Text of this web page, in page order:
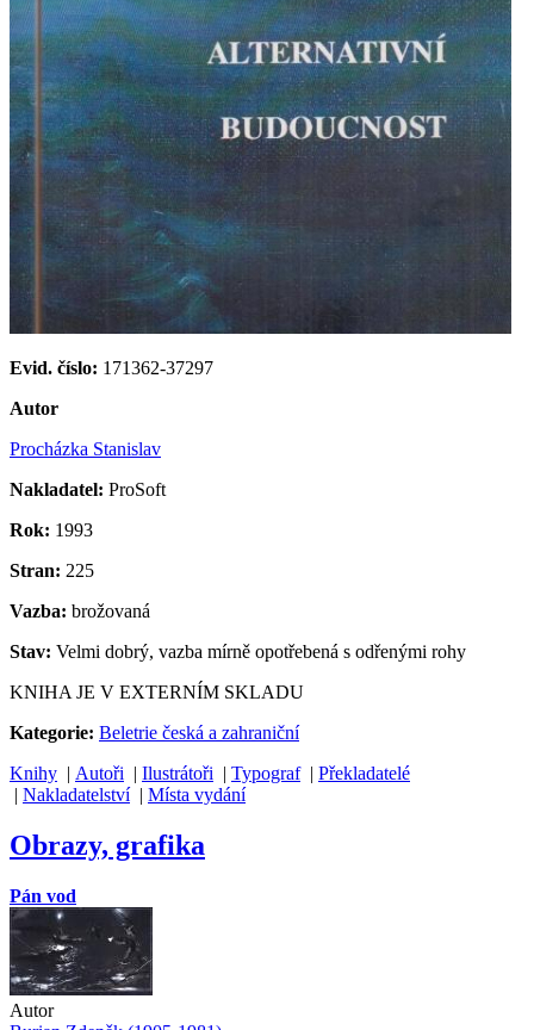
Evid. číslo: 171362-37297
Autor
Procházka Stanislav
Nakladatel: ProSoft
Rok: 1993
Stran: 225
Vazba: brožovaná
Stav: Velmi dobrý, vazba mírně opotřebená s odřenými rohy
KNIHA JE V EXTERNÍM SKLADU
Kategorie: Beletrie česká a zahraniční
Knihy | Autoři | Ilustrátoři | Typograf| Překladatelé
| Nakladatelství| Místa vydání
Obrazy, grafika
Pán vod
Autor